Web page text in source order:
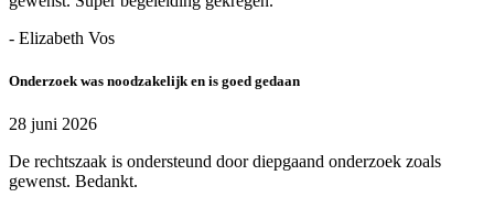
- Elizabeth Vos
Onderzoek was noodzakelijk en is goed gedaan
28 juni 2026
De rechtszaak is ondersteund door diepgaand onderzoek zoals
gewenst. Bedankt.